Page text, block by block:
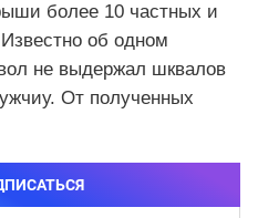
более 10 частных и
об одном
не выдержал шквалов
От полученных